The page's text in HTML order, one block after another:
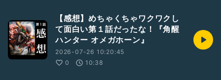
【感想】めちゃくちゃワクワクし
て面白い第１話だったな！『角醒
ハンター オメガホーン』
2026-07-26 10:20:45
0
10:38